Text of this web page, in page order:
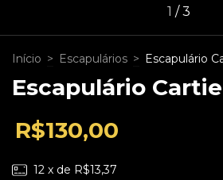
1 /3
Início > Escapulários > Escapulário
Escapulário
R$130,00
12 x de R$13,37